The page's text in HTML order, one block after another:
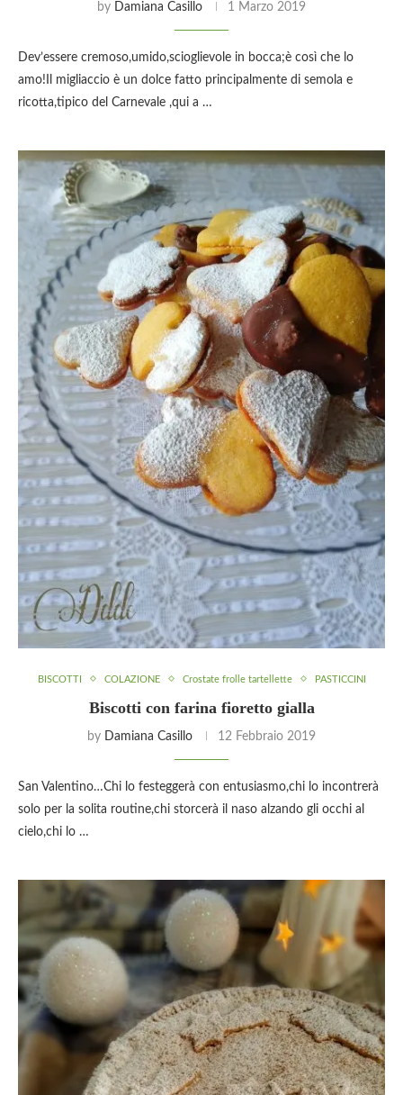
by Damiana Casillo 1 Marzo 2019
Dev’essere cremoso,umido,scioglievole in bocca;è così che lo
amo!Il migliaccio è un dolce fatto principalmente di semola e
ricotta,tipico del Carnevale ,qui a …
BISCOTTI COLAZIONE Crostate frolle tartellette PASTICCINI
Biscotti con farina fioretto gialla
by Damiana Casillo 12 Febbraio 2019
San Valentino…Chi lo festeggerà con entusiasmo,chi lo incontrerà
solo per la solita routine,chi storcerà il naso alzando gli occhi al
cielo,chi lo …